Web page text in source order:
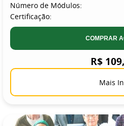
Número de Módulos:
Certificação:
COMPRAR
R$
Mais